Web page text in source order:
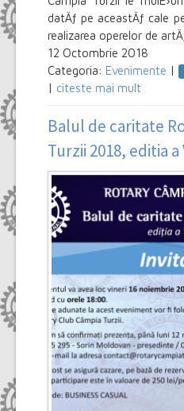
datÄƒ pe aceastÄƒ cale
realizarea operelor de
12 Octombrie 2018
Categoria: Evenimente |
| citeste mai mult
Balul de caritate
Turzii 2018, editia a